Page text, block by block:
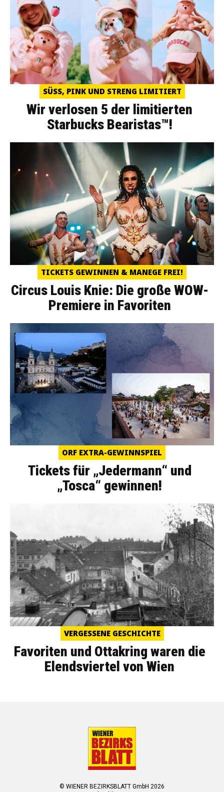
SÜSS, PINK UND STRENG LIMITIERT
Wir verlosen 5 der limitierten
Starbucks Bearistas™!
TICKETS GEWINNEN & MANEGE FREI!
Circus Louis Knie: Die große WOW-
Premiere in Favoriten
ORF EXTRA-GEWINNSPIEL
Tickets für „Jedermann“ und
„Tosca“ gewinnen!
VERGESSENE GESCHICHTE
Favoriten und Ottakring waren die
Elendsviertel von Wien
© WIENER BEZIRKSBLATT GmbH 2026